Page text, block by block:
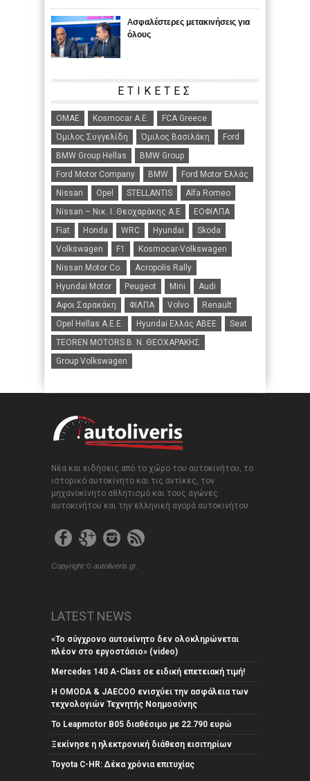
Aσφαλέστερες μετακινήσεις για
όλους
ΕΤΙΚΈΤΕΣ
ΟΜΑΕ Kosmocar Α.Ε.
FCA Greece
Όμιλος Συγγελίδη
Όμιλος Βασιλάκη
Ford
BMW Group Hellas
BMW Group
Ford Motor Company
BMW
Ford Motor Ελλάς
Nissan
Opel STELLANTIS
Alfa Romeo
Nissan – Νικ. Ι. Θεοχαράκης Α.Ε
ΕΟΦΙΛΠΑ
Fiat
Honda WRC Hyundai
Skoda
Volkswagen
F1
Kosmocar-Volkswagen
Nissan Motor Co.
Acropolis Rally
Hyundai Motor
Peugeot Mini
Audi
Αφοι Σαρακάκη
ΦΙΛΠΑ Volvo
Renault
Opel Hellas A.E.E.
Hyundai Ελλάς ΑΒΕΕ
Seat
TEOREN MOTORS B. N. ΘΕΟΧΑΡΑΚΗΣ
Group Volkswagen
Νέα και ειδήσεις από το χώρο του αυτοκινήτου, το
ιστορικό αυτοκίνητο και τις αντίκες, τον
μηχανοκίνητο αθλητισμό και τους αγώνες
αυτοκινήτου και την ελληνική αγορά αυτοκινήτου.
Copyright © autoliveris.gr.
LATEST NEWS
«Το σύγχρονο αυτοκίνητο δεν ολοκληρώνεται
πλέον στο εργοστάσιο» (video)
Mercedes 140 A-Class σε ειδική επετειακή τιμή!
Η OMODA & JAECOO ενισχύει την ασφάλεια των
τεχνολογιών Τεχνητής Νοημοσύνης
Το Leapmotor B05 διαθέσιμο με 22.790 ευρώ
Ξεκίνησε η ηλεκτρονική διάθεση εισιτηρίων
Toyota C-HR: Δέκα χρόνια επιτυχίας